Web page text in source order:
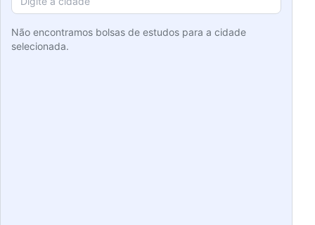
Não encontramos bolsas de estudos para a cidade
selecionada.